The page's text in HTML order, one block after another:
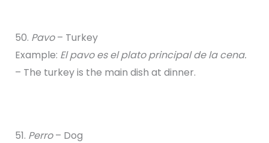
50. Pavo– Turkey
Example: El pavo es el plato principal de la cena.
– The turkey is the main dish at dinner.
51. Perro– Dog